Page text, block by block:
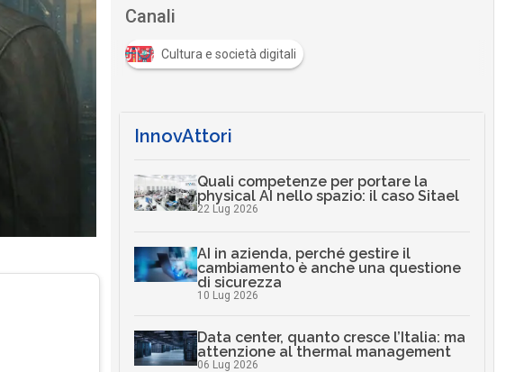
Canali
Cultura e società digitali
InnovAttori
Quali competenze per portare la
physical AI nello spazio: il caso Sitael
22 Lug 2026
AI in azienda, perché gestire il
cambiamento è anche una questione
di sicurezza
10 Lug 2026
Data center, quanto cresce l’Italia: ma
attenzione al thermal management
06 Lug 2026